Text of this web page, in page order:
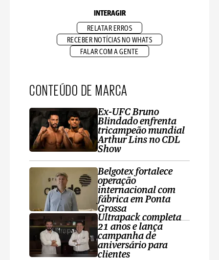
INTERAGIR
RELATAR ERROS
RECEBER NOTÍCIAS NO WHATS
FALAR COM A GENTE
CONTEÚDO DE MARCA
Ex-UFC Bruno
Blindado enfrenta
tricampeão mundial
Arthur Lins no CDL
Show
Belgotex fortalece
operação
internacional com
fábrica em Ponta
Grossa
Ultrapack completa
21 anos e lança
campanha de
aniversário para
clientes